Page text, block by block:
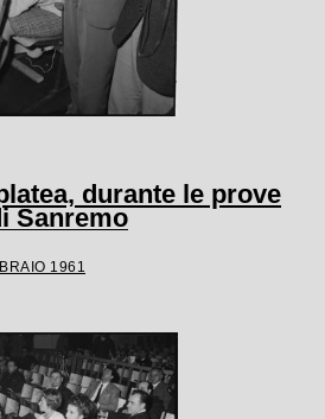
durante le prove
Sanremo
1961